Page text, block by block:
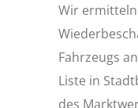
Wir
Fahrzeugs
Liste in
des